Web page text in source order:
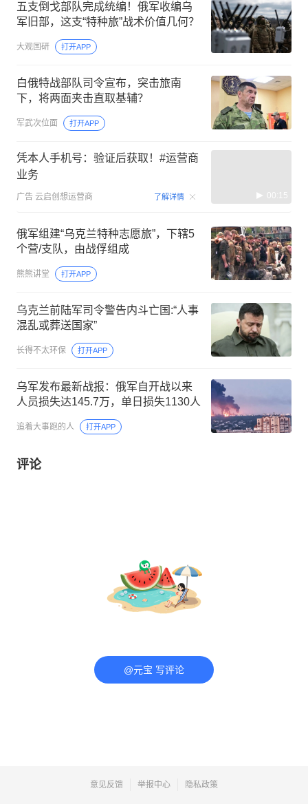
五支倒戈部队完成统编！俄军收编乌
军旧部，这支“特种旅”战术价值几何？
大观国研 打开APP
白俄特战部队司令宣布，突击旅南
下，将两面夹击直取基辅？
军武次位面 打开APP
凭本人手机号：验证后获取！#运营商
业务
广告 云启创想运营商 了解详情 00:15
俄军组建“乌克兰特种志愿旅”，下辖5
个营/支队，由战俘组成
熊熊讲堂 打开APP
乌克兰前陆军司令警告内斗亡国:“人事
混乱或葬送国家”
长得不太环保 打开APP
乌军发布最新战报：俄军自开战以来
人员损失达145.7万，单日损失1130人
追着大事跑的人 打开APP
评论
@元宝 写评论
意见反馈 举报中心 隐私政策